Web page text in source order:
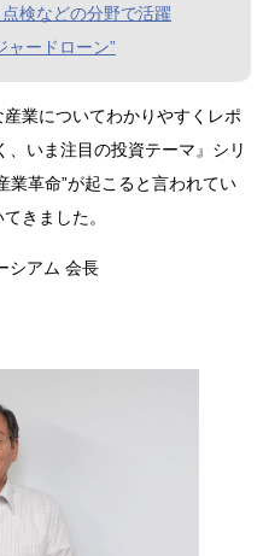
検などの分野で活躍
ャードローン”
業についてわかりやすくレポ
いま注目の投資テーマ』シリ
業革命”が起こると言われてい
きました。
シアム 会長